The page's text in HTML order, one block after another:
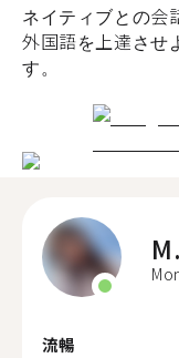
ネイティブとの会
外国語を上達させ
す。
M.
流暢